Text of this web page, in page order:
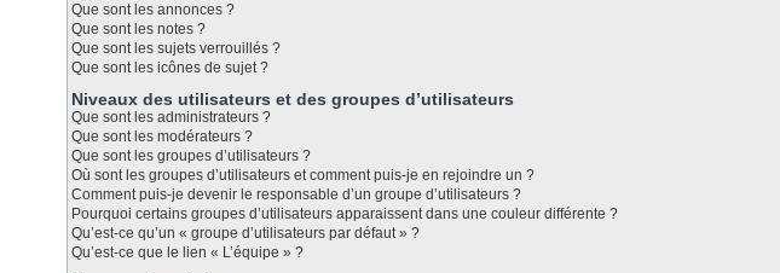
Que sont les annonces ?
Que sont les notes ?
Que sont les sujets verrouillés ?
Que sont les icônes de sujet ?
Niveaux des utilisateurs et des groupes d’utilisateurs
Que sont les administrateurs ?
Que sont les modérateurs ?
Que sont les groupes d’utilisateurs ?
Où sont les groupes d’utilisateurs et comment puis-je en rejoindre un ?
Comment puis-je devenir le responsable d’un groupe d’utilisateurs ?
Pourquoi certains groupes d’utilisateurs apparaissent dans une couleur différente ?
Qu’est-ce qu’un « groupe d’utilisateurs par défaut » ?
Qu’est-ce que le lien « L’équipe » ?